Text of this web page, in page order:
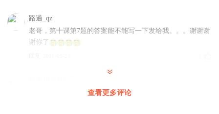
路過_qz
老哥，第十课第7题的答案能不能写一下发给我。。。谢谢谢
谢你了
查看更多评论